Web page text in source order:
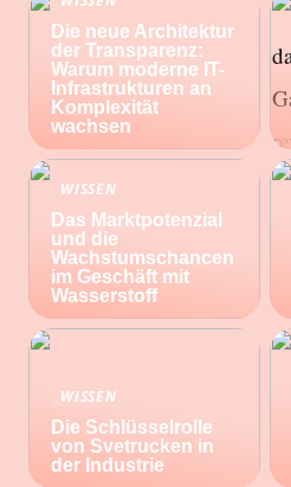
Die neue Architektur
der Transparenz:
Warum moderne IT-
Infrastrukturen an
Komplexität
wachsen
WISSEN
Das Marktpotenzial
und die
Wachstumschancen
im Geschäft mit
Wasserstoff
WISSEN
Die Schlüsselrolle
von Svetrucken in
der Industrie